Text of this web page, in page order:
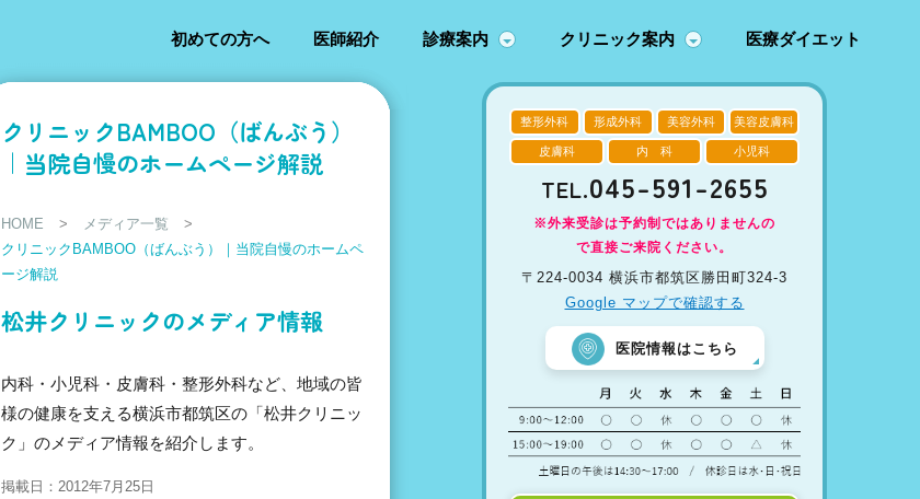
初めての方へ 医師紹介 診療案内 クリニック案内 医療ダイエット
整形外科 形成外科 美容外科 美容皮膚科
皮膚科 内 科 小児科
TEL.045-591-2655
※外来受診は予約制ではありませんの
で直接ご来院ください。
〒224-0034 横浜市都筑区勝田町324-3
Google マップで確認する
医院情報はこちら
クリニックBAMBOO（ばんぶう）
｜当院自慢のホームページ解説
HOME > メディア一覧
>
クリニックBAMBOO（ばんぶう）｜当院自慢のホームペ
ージ解説
松井クリニックのメディア情報
内科・小児科・皮膚科・整形外科など、地域の皆
様の健康を支える横浜市都筑区の「松井クリニッ
ク」のメディア情報を紹介します。
掲載日：2012年7月25日